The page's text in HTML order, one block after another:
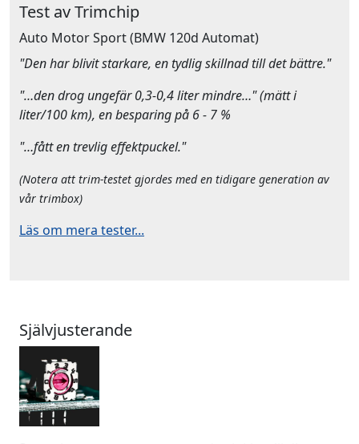
Test av Trimchip
Auto Motor Sport(BMW 120d Automat)
"Den har blivit starkare, en tydlig skillnad till det bättre."
"…den drog ungefär 0,3-0,4 liter mindre…" (mätt i
liter/100 km), en besparing på 6 - 7 %
"…fått en trevlig effektpuckel."
(Notera att trim-testet gjordes med en tidigare generation av
vår trimbox)
Läs om mera tester...
Självjusterande